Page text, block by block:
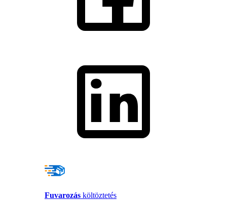
Fuvarozás költöztetés